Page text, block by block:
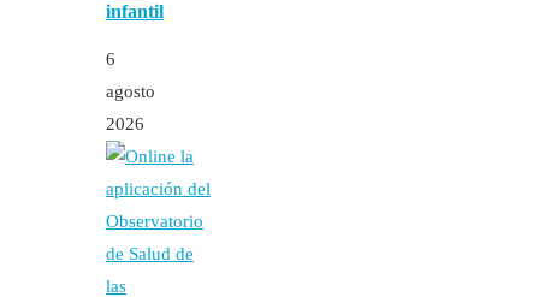
infantil
6
agosto
2026